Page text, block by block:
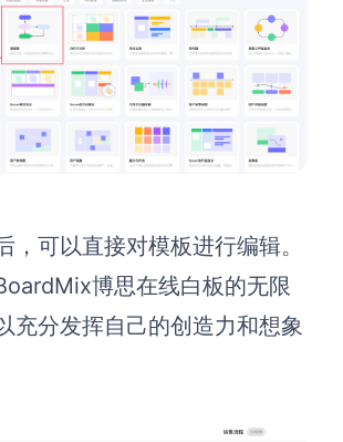
申请试用
级团队协作和管理需求
心
功能指南和技术支持
灵感与高效协作技巧
，可以直接对模板进行编辑。
博思在线白板的无限
充分发挥自己的创造力和想象